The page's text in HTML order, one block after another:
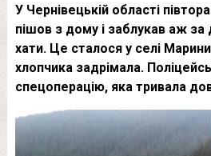
У Чернівецькій області
пішов з дому і заблукав аж за
хати. Це сталося у селі
хлопчика задрімала.
спецоперацію, яка тривала